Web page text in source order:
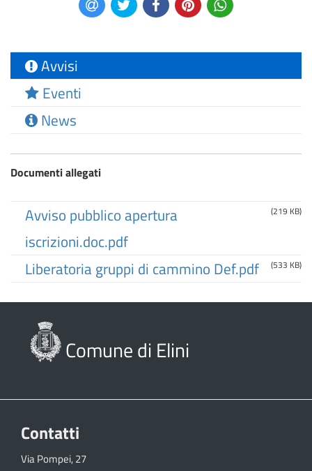
Avvisi
Eventi
News
Documenti allegati
(219 KB)
Avviso pubblico apertura
iscrizioni.doc.pdf
(533 KB)
Liberatoria gruppi di cammino Def.pdf
Comune di Elini
Contatti
Via Pompei, 27